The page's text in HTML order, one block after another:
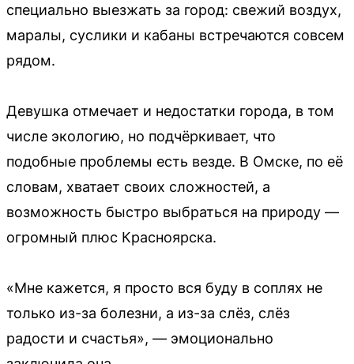
специально выезжать за город: свежий воздух,
маралы, суслики и кабаны встречаются совсем
рядом.
Девушка отмечает и недостатки города, в том
числе экологию, но подчёркивает, что
подобные проблемы есть везде. В Омске, по её
словам, хватает своих сложностей, а
возможность быстро выбраться на природу —
огромный плюс Красноярска.
«Мне кажется, я просто вся буду в соплях не
только из-за болезни, а из-за слёз, слёз
радости и счастья», — эмоционально